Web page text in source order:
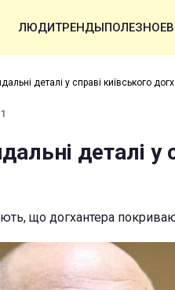
ЛЮДИТРЕНДЫПОЛЕЗНОЕ
деталі у справі київського
деталі у
що догхантера